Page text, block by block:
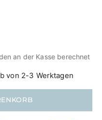
an der Kasse berechnet
von 2-3 Werktagen